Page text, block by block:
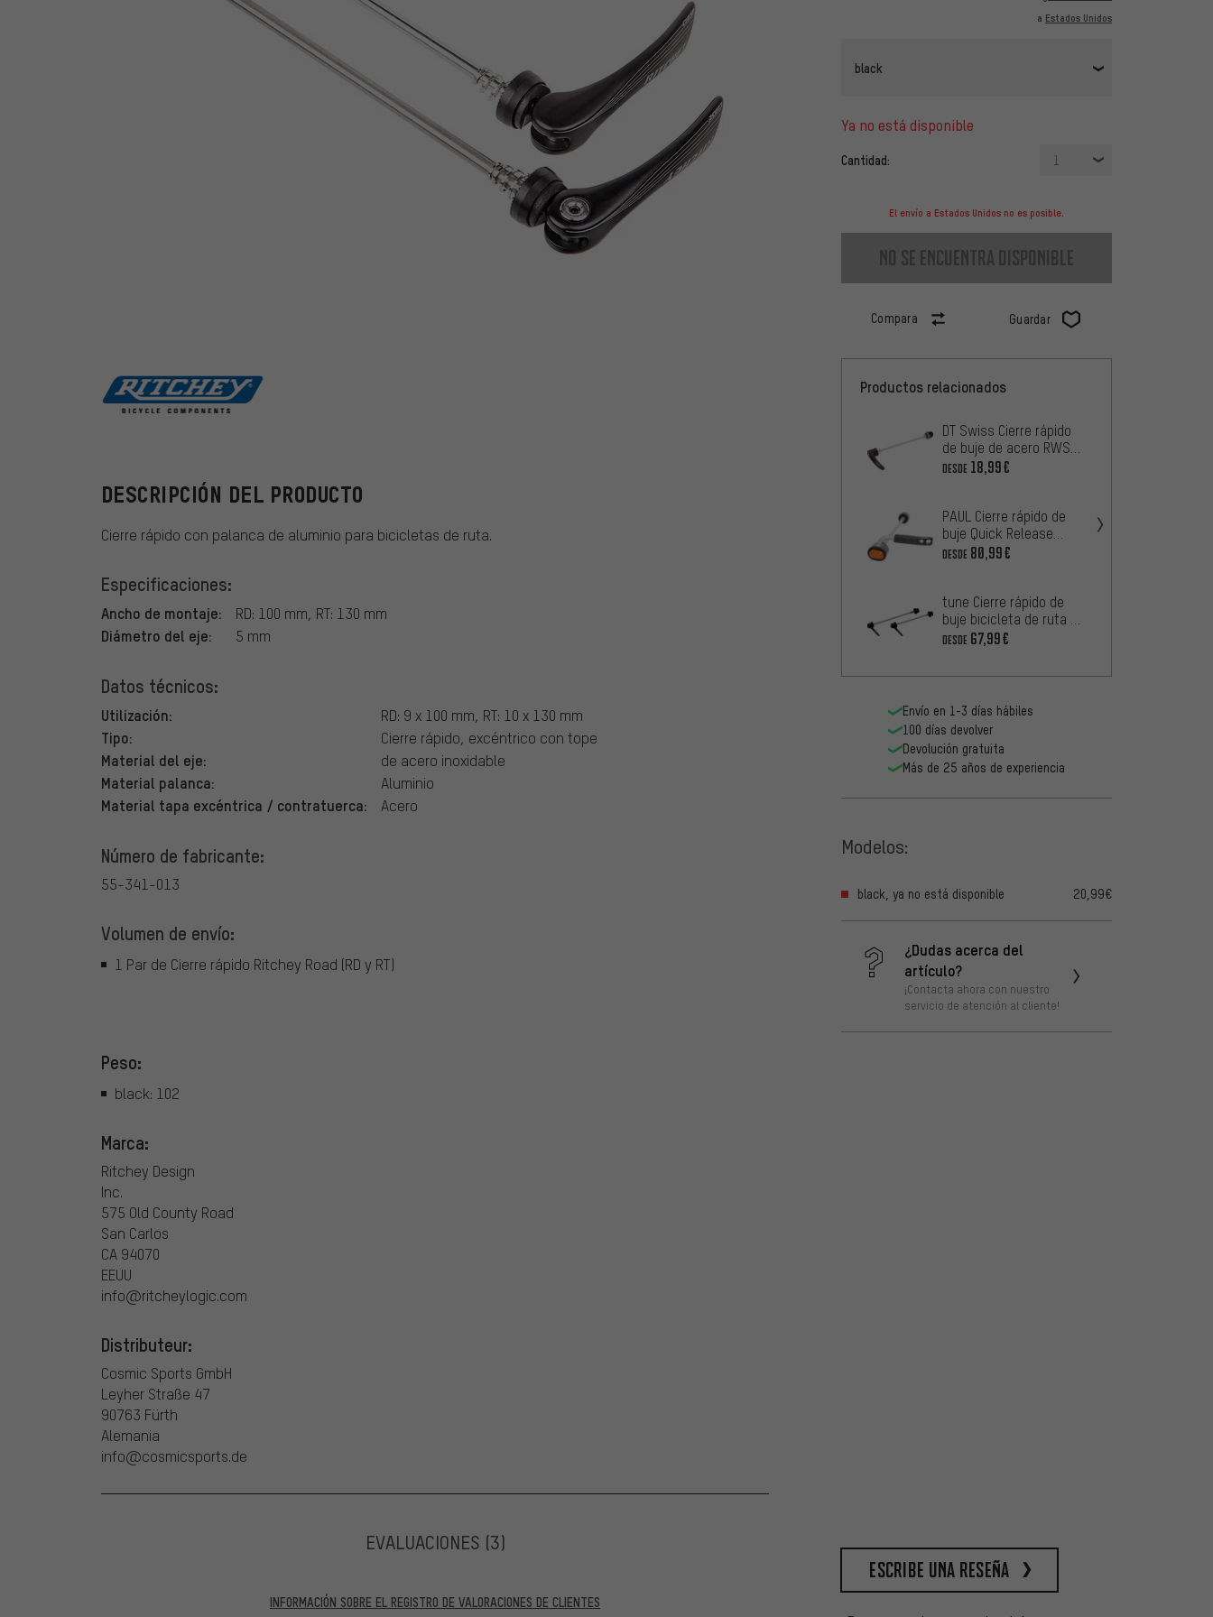
a Estados Unidos
black
ya no está disponible
Cantidad: 1
El envío a Estados Unidos no es posible.
no se encuentra disponible
Compara Guardar
DESCRIPCIÓN DEL PRODUCTO
Cierre rápido con palanca de aluminio para bicicletas de ruta.
Especificaciones:
Ancho de montaje: RD: 100 mm, RT: 130 mm
Diámetro del eje: 5 mm
Datos técnicos:
Utilización: RD: 9 x 100 mm, RT: 10 x 130 mm
Tipo: Cierre rápido, excéntrico con tope
Material del eje: de acero inoxidable
Material palanca: Aluminio
Material tapa excéntrica / contratuerca: Acero
Número de fabricante:
55-341-013
Volumen de envío:
1 Par de Cierre rápido Ritchey Road (RD y RT)
Peso:
black: 102
Marca:
Ritchey Design
Inc.
575 Old County Road
San Carlos
CA 94070
EEUU
info@ritcheylogic.com
Distributeur:
Cosmic Sports GmbH
Leyher Straße 47
90763 Fürth
Alemania
info@cosmicsports.de
Productos relacionados
DT Swiss Cierre rápido
de buje de acero RWS
con palanca de aluminio
DESDE 18,99€
PAUL Cierre rápido de
buje Quick Release
Skewer
DESDE 80,99€
tune Cierre rápido de
buje bicicleta de ruta DC
130
DESDE 67,99€
Envío en 1-3 días hábiles
100 días devolver
Devolución gratuita
Más de 25 años de experiencia
Modelos:
black, ya no está disponible 20,99€
¿Dudas acerca del
artículo?
¡Contacta ahora con nuestro
servicio de atención al cliente!
EVALUACIONES (3)
INFORMACIÓN SOBRE EL REGISTRO DE VALORACIONES DE CLIENTES
escribe una reseña